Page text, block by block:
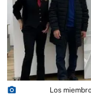
photo_camera
Los